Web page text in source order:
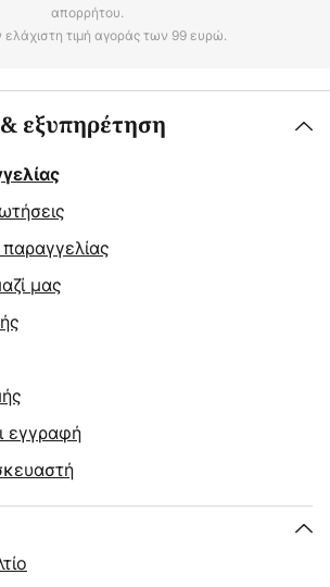
απορρήτου.
ελάχιστη τιμή αγοράς των 99 ευρώ.
εξυπηρέτηση
μας
εγγραφή